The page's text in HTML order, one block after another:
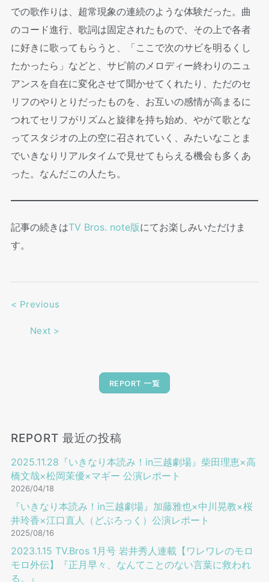
での歌作りは、超常現象の連続のような体験だった。曲
のコード進行、歌詞は固定されたもので、その上で各者
に好きに歌ってもらうと、「ここで次のサビを明るくし
たかったら」などと、サビ前のメロディー終わりのニュ
アンスを自在に変化させて聞かせてくれたり、ただのセ
リフのやりとりだったものを、お互いの感情が高まるに
つれてセリフがリズムと旋律を持ち始め、やがて歌とな
ってスタジオの上の空に召されていく、みたいなことま
でいきなりリアルタイムで見せてもらえる機会も多くあ
った。なんだこの人たち。
記事の続きはTV Bros. note版にてお楽しみいただけま
す。
< Previous
Next >
REPORT 一覧
REPORT 最近の投稿
2025.11.28『いきなり本読み！in三越劇場』柴田理恵×高
橋文哉×松岡茉優×マギー 公演レポート
2026/04/18
『いきなり本読み！in三越劇場』加藤雅也×中川晃教×桜
井玲香×江口直人（どぶろっく）公演レポート
2025/08/16
2023.1.15 TV.Bros 1⽉号 岩井秀⼈連載【ワレワレのモロ
モロ外伝】『正月早々、なんてことのない言葉に救われ
る。』